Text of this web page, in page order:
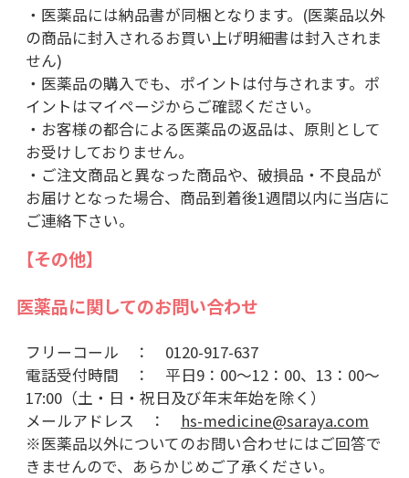
・医薬品には納品書が同梱となります。(医薬品以外
の商品に封入されるお買い上げ明細書は封入されま
せん)
・医薬品の購入でも、ポイントは付与されます。ポ
イントはマイページからご確認ください。
・お客様の都合による医薬品の返品は、原則として
お受けしておりません。
・ご注文商品と異なった商品や、破損品・不良品が
お届けとなった場合、商品到着後1週間以内に当店に
ご連絡下さい。
【その他】
医薬品に関してのお問い合わせ
フリーコール ： 0120-917-637
電話受付時間 ： 平日9：00～12：00、13：00～
17:00（土・日・祝日及び年末年始を除く）
メールアドレス ： hs-medicine@saraya.com
※医薬品以外についてのお問い合わせにはご回答で
きませんので、あらかじめご了承ください。